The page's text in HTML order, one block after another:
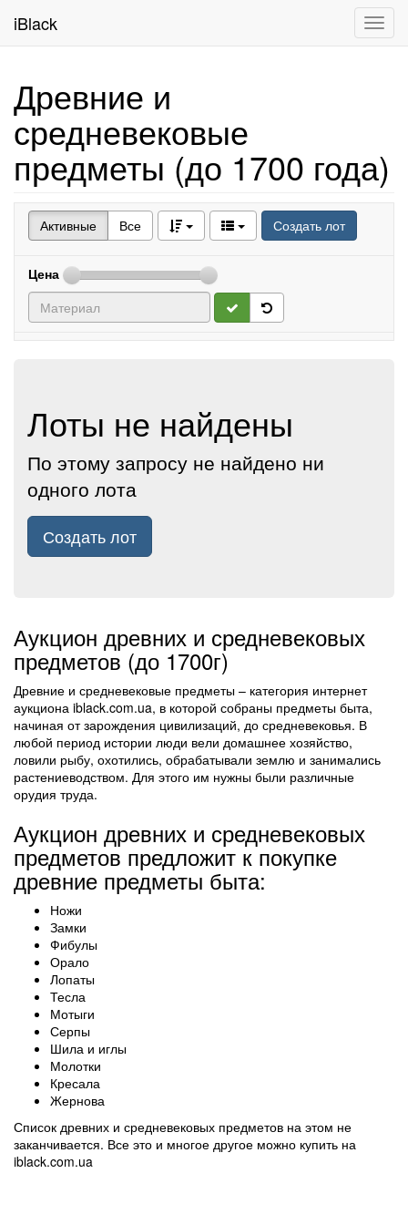
iBlack
Древние и
средневековые
предметы (до 1700 года)
Активные Все Создать лот
Цена
Лоты не найдены
По этому запросу не найдено ни
одного лота
Создать лот
Аукцион древних и средневековых
предметов (до 1700г)
Древние и средневековые предметы – категория интернет
аукциона iblack.com.ua, в которой собраны предметы быта,
начиная от зарождения цивилизаций, до средневековья. В
любой период истории люди вели домашнее хозяйство,
ловили рыбу, охотились, обрабатывали землю и занимались
растениеводством. Для этого им нужны были различные
орудия труда.
Аукцион древних и средневековых
предметов предложит к покупке
древние предметы быта:
Ножи
Замки
Фибулы
Орало
Лопаты
Тесла
Мотыги
Серпы
Шила и иглы
Молотки
Кресала
Жернова
Список древних и средневековых предметов на этом не
заканчивается. Все это и многое другое можно купить на
iblack.com.ua